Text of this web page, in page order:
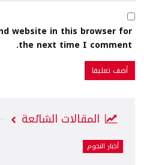
website in this browser for
the next time I comment.
المقالات الشائعة
أخبار النجوم